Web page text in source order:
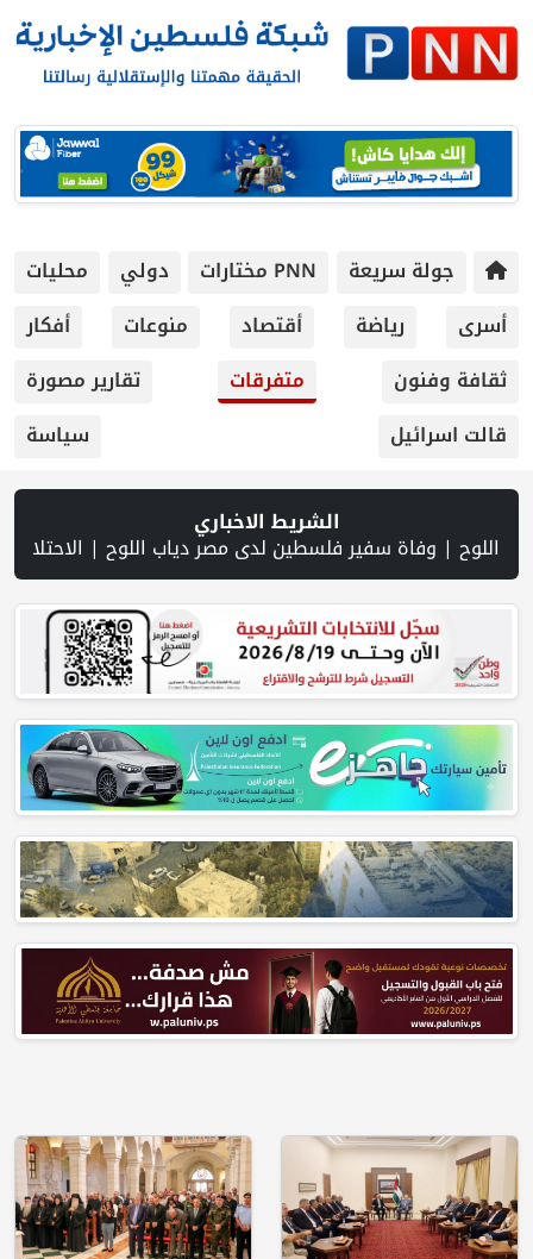
PNN مختارات دولي
محليات
رياضة
أقتصاد منوعات
أفكار
متفرقات
تقارير مصورة
الشريط الاخباري
إسرائيلي متواصل يستهدف النازحين في غزة | الجيش الإسرائيلي: أنهينا 80% من "مشروع الشرق" على الحدود مع سوريا | الاحتلال يقتحم عدة قرى في نابلس ويداهم منازل ويستجوب مواطنين | اسعار صرف العملات | حملة في الولايات المتحدة تدعو الأطباء لمقاطعة الجمعية الطبية الأمريكية احتجاجاً على موقفها من غزة | مفاوضات هرمز تتقدم وسط مؤشرات على تهدئة | إسرائيل: مشروع إماراتي لإقامة مجمّع خيام في غزة تحت إشراف الجيش